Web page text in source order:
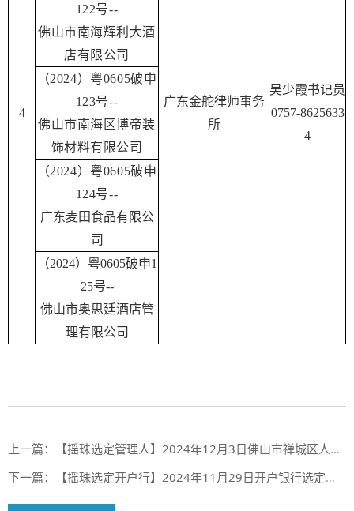
4
广东金舵律师事务
所
吴少霞书记员
0757-8625633
4
122号--
佛山市南海辉利大酒
店有限公司
（2024）粤0605破申
123号--
佛山市南海区博帝装
饰材料有限公司
（2024）粤0605破申
124号--
广东麦田食品有限公
司
（2024）粤0605破申1
25号--
佛山市奥思廷酒店管
理有限公司
上一篇：
【摇珠选定管理人】2024年12月3日佛山市禅城区人民法院摇珠选定管理人结果
下一篇：
【摇珠选定开户行】2024年11月29日开户银行选定摇珠结果（第一期合作银行第96期、第二期合作银行第42期）